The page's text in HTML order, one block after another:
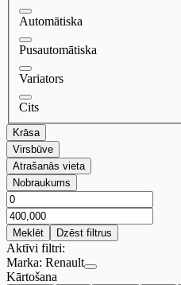
Automātiska
Pusautomātiska
Variators
Cits
Krāsa
Virsbūve
Atrašanās vieta
Nobraukums
Meklēt Dzēst filtrus
Aktīvi filtri:
Marka: Renault
Kārtošana